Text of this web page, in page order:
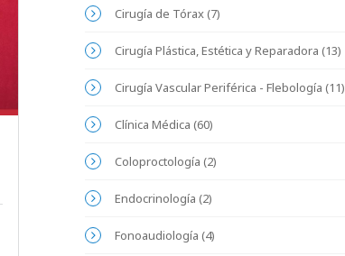
Cirugía de Tórax (7)
Cirugía Plástica, Estética y Reparadora (13)
Cirugía Vascular Periférica - Flebología (11)
Clínica Médica (60)
Coloproctología (2)
Endocrinología (2)
Fonoaudiología (4)